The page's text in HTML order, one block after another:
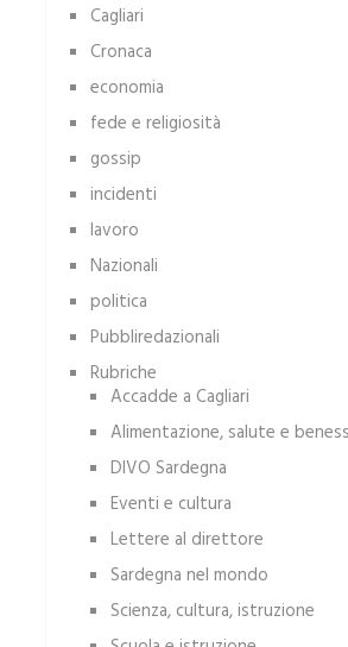
Cagliari
Cronaca
economia
fede e religiosità
gossip
incidenti
lavoro
Nazionali
politica
Pubbliredazionali
Rubriche
Accadde a Cagliari
Alimentazione, salute e
DIVO Sardegna
Eventi e cultura
Lettere al direttore
Sardegna nel mondo
Scienza, cultura, istruzione